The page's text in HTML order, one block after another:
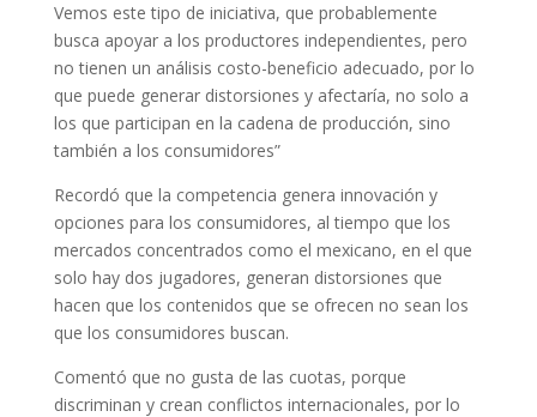
Vemos este tipo de iniciativa, que probablemente
busca apoyar a los productores independientes, pero
no tienen un análisis costo-beneficio adecuado, por lo
que puede generar distorsiones y afectaría, no solo a
los que participan en la cadena de producción, sino
también a los consumidores”
Recordó que la competencia genera innovación y
opciones para los consumidores, al tiempo que los
mercados concentrados como el mexicano, en el que
solo hay dos jugadores, generan distorsiones que
hacen que los contenidos que se ofrecen no sean los
que los consumidores buscan.
Comentó que no gusta de las cuotas, porque
discriminan y crean conflictos internacionales, por lo